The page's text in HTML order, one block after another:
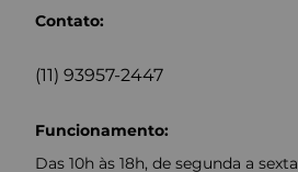
Contato:
(11) 93957-2447
Funcionamento:
Das 10h às 18h, de segunda a sexta